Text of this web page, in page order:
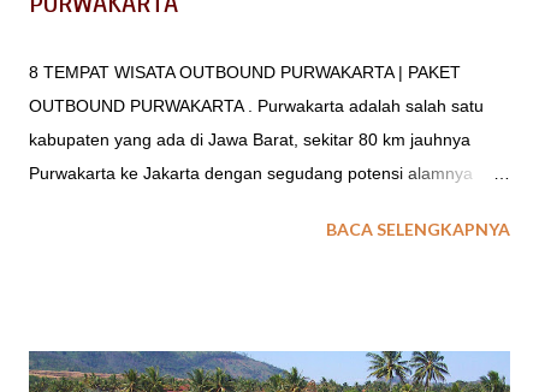
8 TEMPAT WISATA OUTBOUND PURWAKARTA | PAKET
OUTBOUND PURWAKARTA . Purwakarta adalah salah satu
kabupaten yang ada di Jawa Barat, sekitar 80 km jauhnya
Purwakarta ke Jakarta dengan segudang potensi alamnya
BACA SELENGKAPNYA